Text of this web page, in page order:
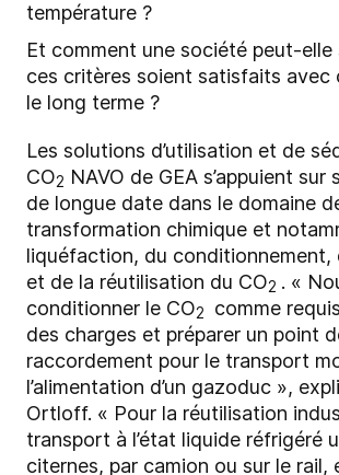
température ?
Et comment une société peut-elle
ces critères soient satisfaits avec
le long terme ?
Les solutions d’utilisation et de
CO2 NAVO de GEA s’appuient
de longue date dans le domaine
transformation chimique et
liquéfaction, du conditionnement,
et de la réutilisation du CO2 . «
conditionner le CO2
comme
des charges et préparer un point
raccordement pour le transport
l’alimentation d’un gazoduc »,
Ortloff. « Pour la réutilisation
transport à l’état liquide réfrigéré
citernes, par camion ou sur le rail,